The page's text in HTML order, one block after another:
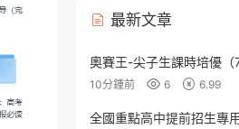
最新文章
奧賽王-尖子生課時培優（
10分鍾前 6 6.99
全國重點高中提前招生專